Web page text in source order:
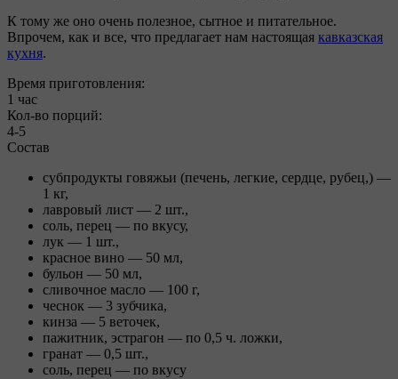
К тому же оно очень полезное, сытное и питательное.
Впрочем, как и все, что предлагает нам настоящая кавказская
кухня.
Время приготовления:
1 час
Кол-во порций:
4-5
Состав
субпродукты говяжьи (печень, легкие, сердце, рубец,) —
1 кг,
лавровый лист — 2 шт.,
соль, перец — по вкусу,
лук — 1 шт.,
красное вино — 50 мл,
бульон — 50 мл,
сливочное масло — 100 г,
чеснок — 3 зубчика,
кинза — 5 веточек,
пажитник, эстрагон — по 0,5 ч. ложки,
гранат — 0,5 шт.,
соль, перец — по вкусу